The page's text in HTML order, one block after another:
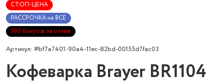
СТОП-ЦЕНА
РАССРОЧКА на ВСЁ
300 бонусов за отзыв
Артикул: #bf7a7401-90a4-11ec-82bd-00155d7fac03
Кофеварка Brayer BR1104